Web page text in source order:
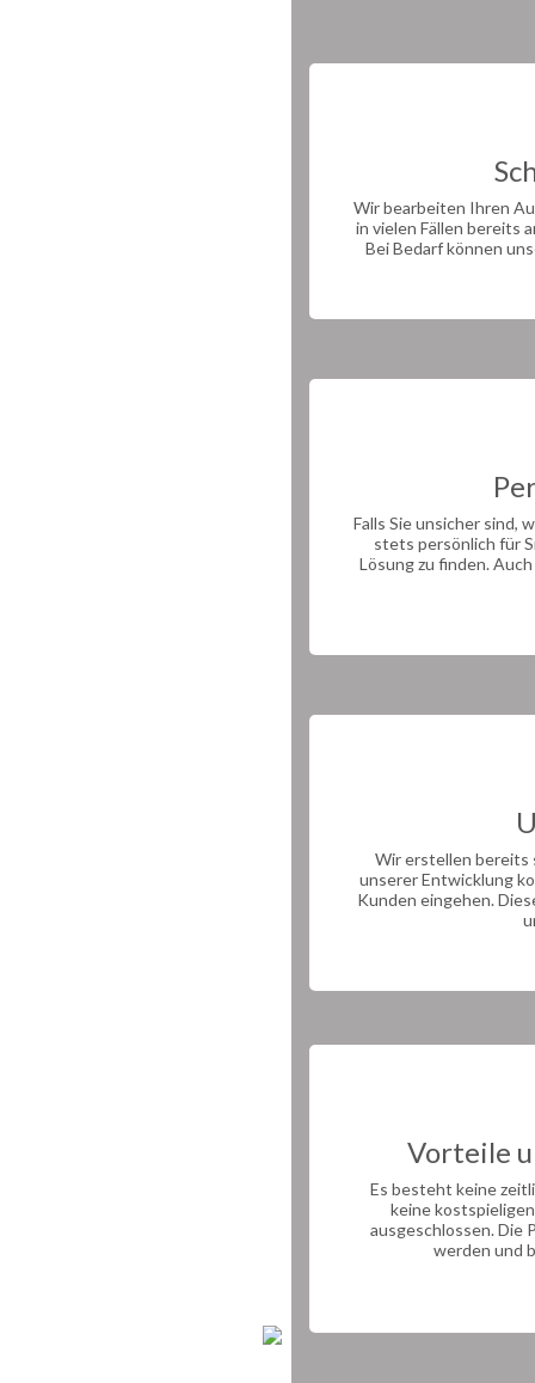
Wir bearbeiten Ihren
in vielen Fällen bereits
Bei Bedarf können
Falls Sie unsicher sind,
stets persönlich für
Lösung zu finden.
Wir erstellen bereits
unserer Entwicklung
Kunden eingehen.
Vorteile
Es besteht keine
keine
ausgeschlossen. Die
werden und